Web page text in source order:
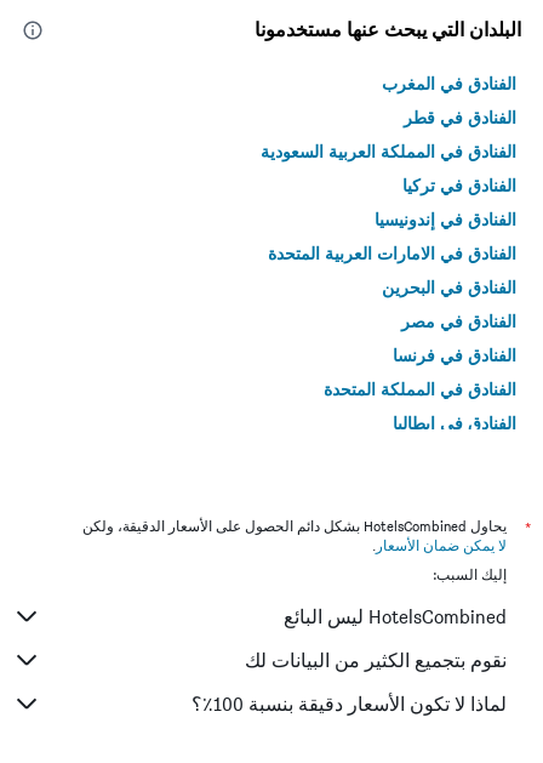
البلدان التي يبحث عنها مستخدمونا
الفنادق في المغرب
الفنادق في قطر
الفنادق في المملكة العربية السعودية
الفنادق في تركيا
الفنادق في إندونيسيا
الفنادق في الامارات العربية المتحدة
الفنادق في البحرين
الفنادق في مصر
الفنادق في فرنسا
الفنادق في المملكة المتحدة
الفنادق في إيطاليا
*
يحاول HotelsCombined بشكل دائم الحصول على الأسعار الدقيقة، ولكن
لا يمكن ضمان الأسعار .
إليك السبب:
HotelsCombined ليس البائع
نقوم بتجميع الكثير من البيانات لك
لماذا لا تكون الأسعار دقيقة بنسبة 100٪؟